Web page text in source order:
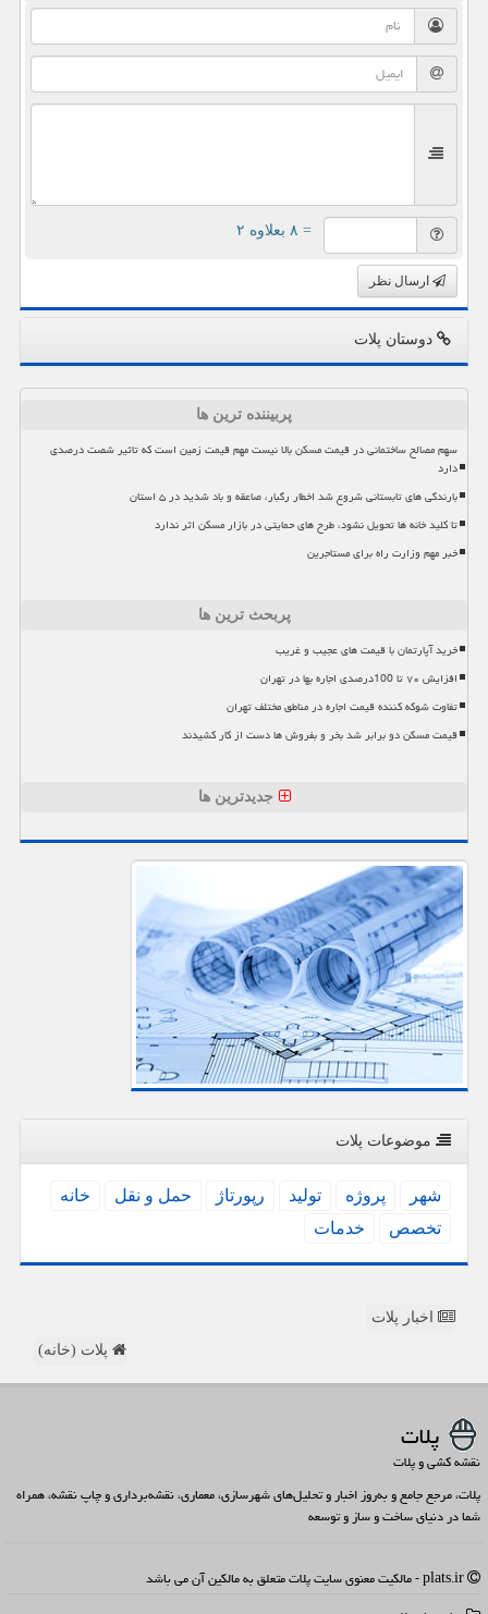
= ۸ بعلاوه ۲
ارسال نظر
دوستان پلات
پربیننده ترین ها
سهم مصالح ساختمانی در قیمت مسکن بالا نیست مهم قیمت زمین است که تاثیر شصت درصدی
دارد
بارندگی های تابستانی شروع شد اخطار رگبار، صاعقه و باد شدید در ۵ استان
تا کلید خانه ها تحویل نشود، طرح های حمایتی در بازار مسکن اثر ندارد
خبر مهم وزارت راه برای مستاجرین
پربحث ترین ها
خرید آپارتمان با قیمت های عجیب و غریب
افزایش ۷۰ تا 100درصدی اجاره بها در تهران
تفاوت شوکه کننده قیمت اجاره در مناطق مختلف تهران
قیمت مسکن دو برابر شد بخر و بفروش ها دست از کار کشیدند
جدیدترین ها
موضوعات پلات
شهر پروژه تولید رپورتاژ حمل و نقل
خانه
تخصص
خدمات
اخبار پلات
پلات (خانه)
پلات
نقشه کشی و پلات
پلات، مرجع جامع و به‌روز اخبار و تحلیل‌های شهرسازی، معماری، نقشه‌برداری و چاپ نقشه، همراه
شما در دنیای ساخت و ساز و توسعه